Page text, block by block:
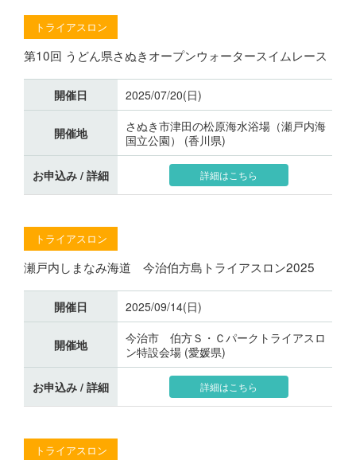
トライアスロン
第10回 うどん県さぬきオープンウォータースイムレース
開催日 2025/07/20(日)
開催地
さぬき市津田の松原海水浴場（瀬戸内海
国立公園） (香川県)
お申込み / 詳細 詳細はこちら
トライアスロン
瀬戸内しまなみ海道 今治伯方島トライアスロン2025
開催日 2025/09/14(日)
開催地
今治市 伯方Ｓ・Ｃパークトライアスロ
ン特設会場 (愛媛県)
お申込み / 詳細 詳細はこちら
トライアスロン